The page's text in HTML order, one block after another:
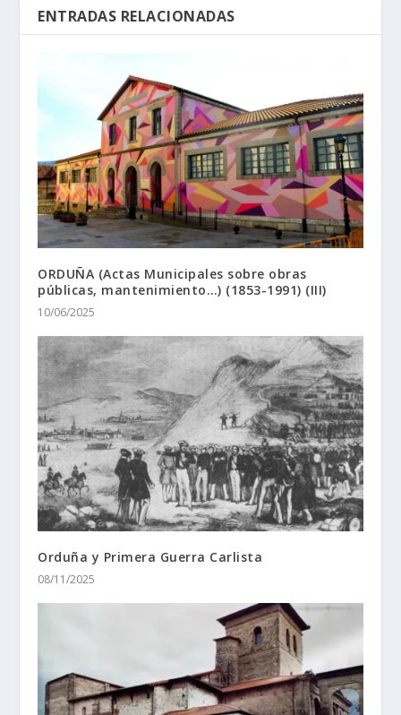
ENTRADAS RELACIONADAS
ORDUÑA (Actas Municipales sobre obras
públicas, mantenimiento…) (1853-1991) (III)
10/06/2025
Orduña y Primera Guerra Carlista
08/11/2025